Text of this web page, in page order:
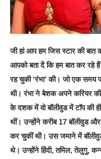
जी हां आप हम जिस स्‍टार की बात
आपको बता दें कि हम बात कर रहे
रह चुकी ‘रंभा’ की। जो एक
थी। रंभा ने बेशक अपने करियर
के दशक में वो बॉलीवुड में टॉप की
थीं। उन्‍होंने करीब 17 बॉलीवुड
कर चुकीं थी। उस जमाने में
थे। उन्होंने हिंदी, तमिल, तेलुगु,